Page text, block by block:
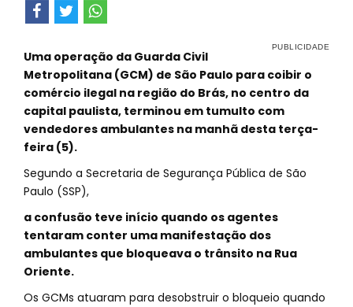
Uma operação da Guarda Civil
Metropolitana (GCM) de São Paulo para coibir o
comércio ilegal na região do Brás, no centro da
capital paulista, terminou em tumulto com
vendedores ambulantes na manhã desta terça-
feira (5).
Segundo a Secretaria de Segurança Pública de São
Paulo (SSP),
a confusão teve início quando os agentes
tentaram conter uma manifestação dos
ambulantes que bloqueava o trânsito na Rua
Oriente.
Os GCMs atuaram para desobstruir o bloqueio quando